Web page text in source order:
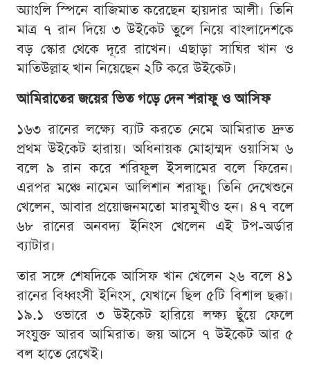
অ্যাংলি স্পিনে বাজিমাত করেছেন হায়দার আলী। তিনি
মাত্র ৭ রান দিয়ে ৩ উইকেট তুলে নিয়ে বাংলাদেশকে
বড় স্কোর থেকে দূরে রাখেন। এছাড়া সাঘির খান ও
মাতিউল্লাহ খান নিয়েছেন ২টি করে উইকেট।
আমিরাতের জয়ের ভিত গড়ে দেন শরাফু ও আসিফ
১৬৩ রানের লক্ষ্যে ব্যাট করতে নেমে আমিরাত দ্রুত
প্রথম উইকেট হারায়। অধিনায়ক মোহাম্মদ ওয়াসিম ৬
বলে ৯ রান করে শরিফুল ইসলামের বলে ফিরেন।
এরপর মঞ্চে নামেন আলিশান শরাফু। তিনি দেখেশুনে
খেলেন, আবার প্রয়োজনমতো মারমুখীও হন। ৪৭ বলে
৬৮ রানের অনবদ্য ইনিংস খেলেন এই টপ-অর্ডার
ব্যাটার।
তার সঙ্গে শেষদিকে আসিফ খান খেলেন ২৬ বলে ৪১
রানের বিধ্বংসী ইনিংস, যেখানে ছিল ৫টি বিশাল ছক্কা।
১৯.১ ওভারে ৩ উইকেট হারিয়ে লক্ষ্য ছুঁয়ে ফেলে
সংযুক্ত আরব আমিরাত। জয় আসে ৭ উইকেট আর ৫
বল হাতে রেখেই।